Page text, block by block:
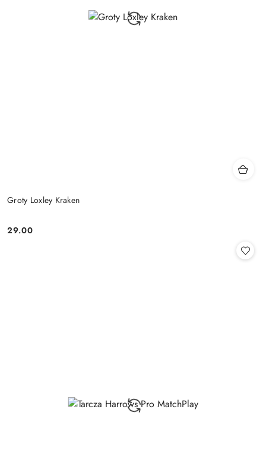
Groty Loxley Kraken
Cena:
29.00